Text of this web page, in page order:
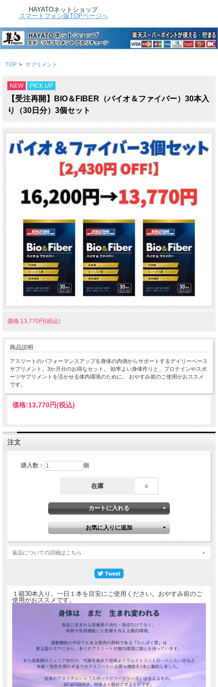
HAYATOネットショップ
スマートフォン版TOPページへ
TOP > サプリメント
NEW PICK UP
【受注再開】BIO＆FIBER（バイオ＆ファイバー）30本入
り（30日分）3個セット
価格:13,770円(税込)
商品説明
アスリートのパフォーマンスアップを身体の内側からサポートするデイリーベース
サプリメント。3か月分のお得なセット。 効率よい身体作りと、プロテインやスポ
ーツサプリメントを活かせる体内環境のために。 おやすみ前のご使用がおススメ
です。
価格:13,770円(税込)
注文
購入数： 個
在庫 ○
返品についての詳細はこちら
１箱30本入り。一日１本を目安にご使用ください。おやすみ前のご
使用がおススメです。